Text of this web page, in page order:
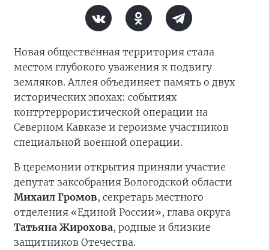
Новая общественная территория стала
местом глубокого уважения к подвигу
земляков. Аллея объединяет память о двух
исторических эпохах: событиях
контртеррористической операции на
Северном Кавказе и героизме участников
специальной военной операции.
В церемонии открытия приняли участие
депутат заксобрания Вологодской области
Михаил Громов, секретарь местного
отделения «Единой России», глава округа
Татьяна Жирохова, родные и близкие
защитников Отечества.